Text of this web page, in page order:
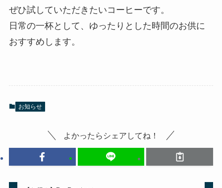
ぜひ試していただきたいコーヒーです。
日常の一杯として、ゆったりとした時間のお供に
おすすめします。
お知らせ
よかったらシェアしてね！